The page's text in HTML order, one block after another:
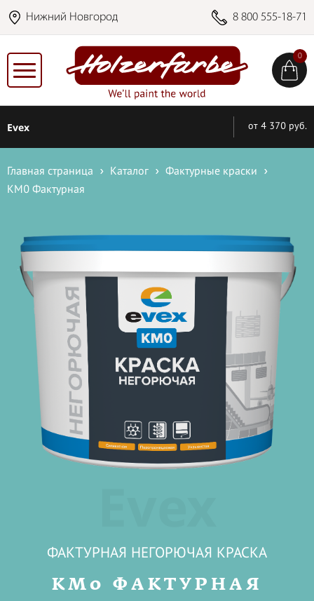
Нижний Новгород 8 800 555-18-71
0
Evex от 4 370 руб.
Главная страница Каталог
Фактурные краски
КМ0 Фактурная
ФАКТУРНАЯ НЕГОРЮЧАЯ КРАСКА
КМ0 ФАКТУРНАЯ